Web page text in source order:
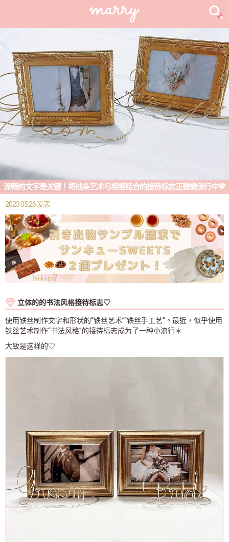
流畅的文字是关键！将线条艺术与相框结合的接待标志正微微流行中💛
2023.05.26 发表
立体的的书法风格接待标志♡
使用铁丝制作文字和形状的“铁丝艺术”“铁丝手工艺”。最近，似乎使用
铁丝艺术制作“书法风格”的接待标志成为了一种小流行＊
大致是这样的♡